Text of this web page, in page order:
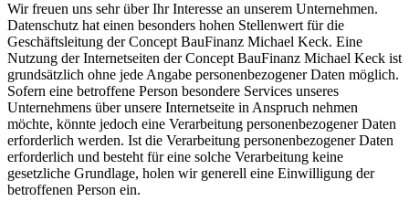
Wir freuen uns sehr über Ihr Interesse an unserem Unternehmen.
Datenschutz hat einen besonders hohen Stellenwert für die
Geschäftsleitung der Concept BauFinanz Michael Keck. Eine
Nutzung der Internetseiten der Concept BauFinanz Michael Keck ist
grundsätzlich ohne jede Angabe personenbezogener Daten möglich.
Sofern eine betroffene Person besondere Services unseres
Unternehmens über unsere Internetseite in Anspruch nehmen
möchte, könnte jedoch eine Verarbeitung personenbezogener Daten
erforderlich werden. Ist die Verarbeitung personenbezogener Daten
erforderlich und besteht für eine solche Verarbeitung keine
gesetzliche Grundlage, holen wir generell eine Einwilligung der
betroffenen Person ein.